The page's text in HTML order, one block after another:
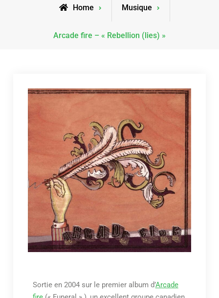
Home Musique
Arcade fire – « Rebellion (lies) »
Sortie en 2004 sur le premier album d’Arcade